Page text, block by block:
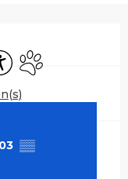
Animaux
▒▒